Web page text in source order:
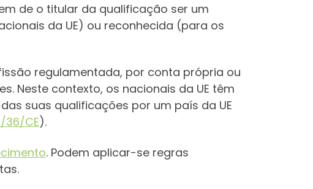
de o titular da qualificação ser um
da UE) ou reconhecida (para os
regulamentada, por conta própria ou
Neste contexto, os nacionais da UE têm
suas qualificações por um país da UE
36/CE).
. Podem aplicar-se regras